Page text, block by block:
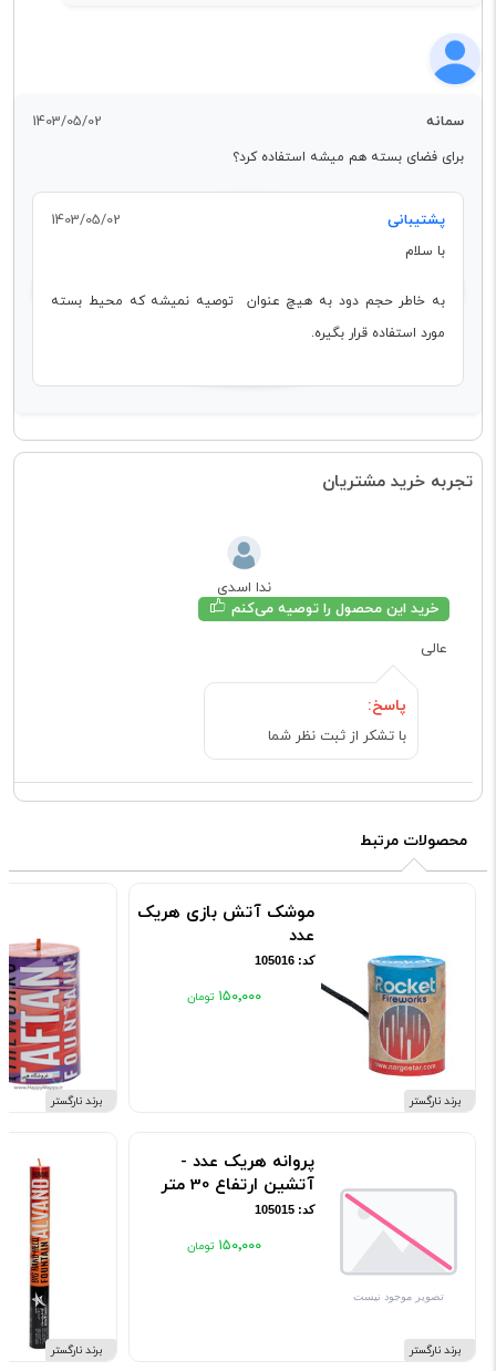
سمانه 1403/05/02
برای فضای بسته هم میشه استفاده کرد؟
پشتیبانی 1403/05/02
با سلام
به خاطر حجم دود به هیچ عنوان توصیه نمیشه که محیط بسته
مورد استفاده قرار بگیره.
تجربه خرید مشتریان
ندا اسدی
خرید این محصول را توصیه می‌کنم
عالی
پاسخ:
با تشکر از ثبت نظر شما
محصولات مرتبط
برند نارگستر
موشک آتش بازی هریک
عدد
کد: 105016
۱۵۰٬۰۰۰
برند نارگستر
پروانه هریک عدد -
آتشین ارتفاع 30 متر
کد: 105015
۱۵۰٬۰۰۰
برند نارگستر
برند نارگستر